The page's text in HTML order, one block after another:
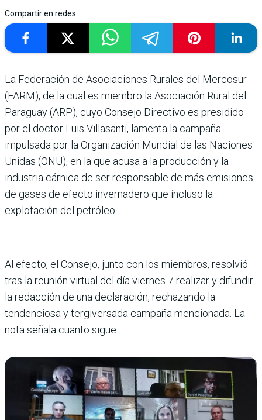
Compartir en redes
La Federación de Asociaciones Rurales del Mercosur
(FARM), de la cual es miembro la Asociación Rural del
Paraguay (ARP), cuyo Consejo Directivo es presidido
por el doctor Luis Villasanti, lamenta la campaña
impulsada por la Organización Mundial de las Naciones
Unidas (ONU), en la que acusa a la producción y la
industria cárnica de ser responsable de más emisiones
de gases de efecto invernadero que incluso la
explotación del petróleo.
Al efecto, el Consejo, junto con los miembros, resolvió
tras la reunión virtual del día viernes 7 realizar y difundir
la redacción de una declaración, rechazando la
tendenciosa y tergiversada campaña mencionada. La
nota señala cuanto sigue: